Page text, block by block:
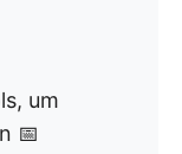
um
📅